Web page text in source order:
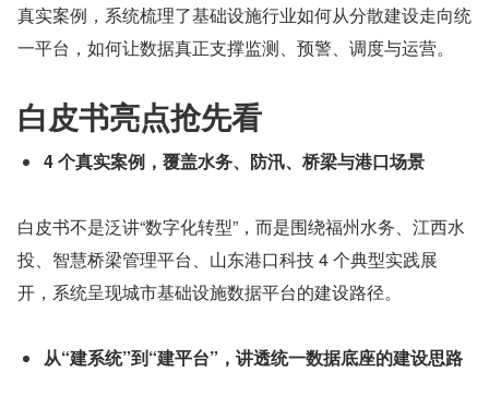
真实案例，系统梳理了基础设施行业如何从分散建设走向统
一平台，如何让数据真正支撑监测、预警、调度与运营。
白皮书亮点抢先看
4 个真实案例，覆盖水务、防汛、桥梁与港口场景
白皮书不是泛讲“数字化转型”，而是围绕福州水务、江西水
投、智慧桥梁管理平台、山东港口科技 4 个典型实践展
开，系统呈现城市基础设施数据平台的建设路径。
从“建系统”到“建平台”，讲透统一数据底座的建设思路